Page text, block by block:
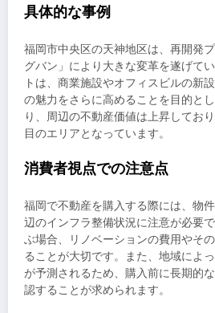
具体的な事例
福岡市中央区の天神地区は、再開発
グバン」により大きな変革を遂げて
トは、商業施設やオフィスビルの新
の魅力をさらに高めることを目的と
り、周辺の不動産価値は上昇してお
目のエリアとなっています。
消費者視点での注意点
福岡で不動産を購入する際には、物
辺のインフラ整備状況に注意が必要
ぶ場合、リノベーションの費用やそ
ることが大切です。また、地域によ
が予測されるため、購入前に長期的
認することが求められます。